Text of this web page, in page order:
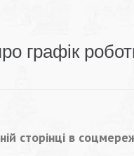
графік
сторінці в